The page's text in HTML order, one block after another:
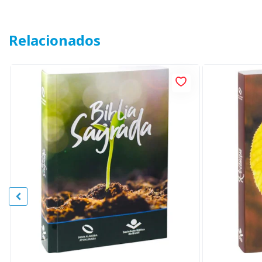
Relacionados